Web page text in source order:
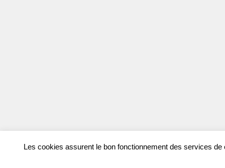
Les cookies assurent le bon fonctionnement des services